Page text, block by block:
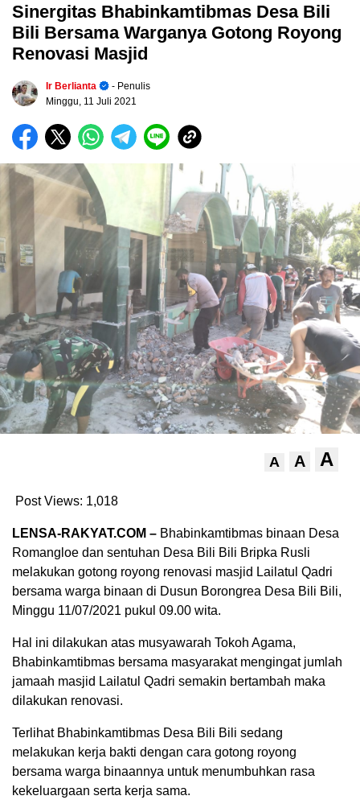
Sinergitas Bhabinkamtibmas Desa Bili
Bili Bersama Warganya Gotong Royong
Renovasi Masjid
Ir Berlianta
- Penulis
Minggu, 11 Juli 2021
A A A
Post Views: 1,018
LENSA-RAKYAT.COM – Bhabinkamtibmas binaan Desa
Romangloe dan sentuhan Desa Bili Bili Bripka Rusli
melakukan gotong royong renovasi masjid Lailatul Qadri
bersama warga binaan di Dusun Borongrea Desa Bili Bili,
Minggu 11/07/2021 pukul 09.00 wita.
Hal ini dilakukan atas musyawarah Tokoh Agama,
Bhabinkamtibmas bersama masyarakat mengingat jumlah
jamaah masjid Lailatul Qadri semakin bertambah maka
dilakukan renovasi.
Terlihat Bhabinkamtibmas Desa Bili Bili sedang
melakukan kerja bakti dengan cara gotong royong
bersama warga binaannya untuk menumbuhkan rasa
kekeluargaan serta kerja sama.